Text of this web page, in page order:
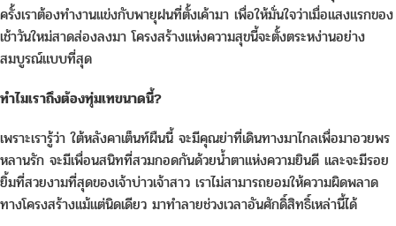
ครั้งเราต้องทำงานแข่งกับพายุฝนที่ตั้งเค้ามา เพื่อให้มั่นใจว่าเมื่อแสงแรกของ
เช้าวันใหม่สาดส่องลงมา โครงสร้างแห่งความสุขนี้จะตั้งตระหง่านอย่าง
สมบูรณ์แบบที่สุด
ทำไมเราถึงต้องทุ่มเทขนาดนี้?
เพราะเรารู้ว่า ใต้หลังคาเต็นท์ผืนนี้ จะมีคุณย่าที่เดินทางมาไกลเพื่อมาอวยพร
หลานรัก จะมีเพื่อนสนิทที่สวมกอดกันด้วยน้ำตาแห่งความยินดี และจะมีรอย
ยิ้มที่สวยงามที่สุดของเจ้าบ่าวเจ้าสาว เราไม่สามารถยอมให้ความผิดพลาด
ทางโครงสร้างแม้แต่นิดเดียว มาทำลายช่วงเวลาอันศักดิ์สิทธิ์เหล่านี้ได้